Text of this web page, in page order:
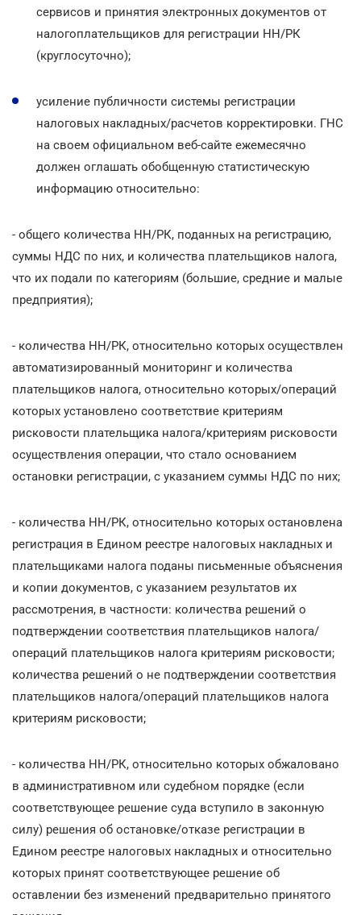
сервисов и принятия электронных документов от
налогоплательщиков для регистрации НН/РК
(круглосуточно);
усиление публичности системы регистрации
налоговых накладных/расчетов корректировки. ГНС
на своем официальном веб-сайте ежемесячно
должен оглашать обобщенную статистическую
информацию относительно:
- общего количества НН/РК, поданных на регистрацию,
суммы НДС по них, и количества плательщиков налога,
что их подали по категориям (большие, средние и малые
предприятия);
- количества НН/РК, относительно которых осуществлен
автоматизированный мониторинг и количества
плательщиков налога, относительно которых/операций
которых установлено соответствие критериям
рисковости плательщика налога/критериям рисковости
осуществления операции, что стало основанием
остановки регистрации, с указанием суммы НДС по них;
- количества НН/РК, относительно которых остановлена
регистрация в Едином реестре налоговых накладных и
плательщиками налога поданы письменные объяснения
и копии документов, с указанием результатов их
рассмотрения, в частности: количества решений о
подтверждении соответствия плательщиков налога/
операций плательщиков налога критериям рисковости;
количества решений о не подтверждении соответствия
плательщиков налога/операций плательщиков налога
критериям рисковости;
- количества НН/РК, относительно которых обжаловано
в административном или судебном порядке (если
соответствующее решение суда вступило в законную
силу) решения об остановке/отказе регистрации в
Едином реестре налоговых накладных и относительно
которых принят соответствующее решение об
оставлении без изменений предварительно принятого